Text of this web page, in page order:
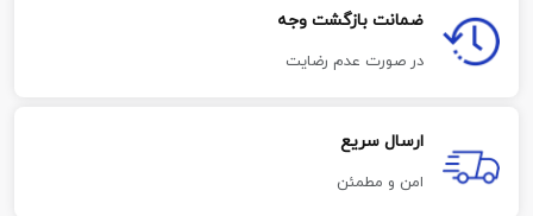
ضمانت بازگشت وجه
در صورت عدم رضایت
ارسال سریع
امن و مطمئن